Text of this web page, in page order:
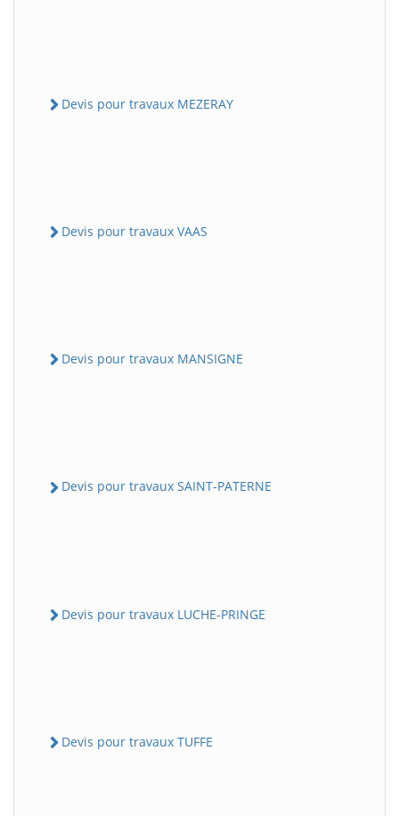
Devis pour travaux MEZERAY
Devis pour travaux VAAS
Devis pour travaux MANSIGNE
Devis pour travaux SAINT-PATERNE
Devis pour travaux LUCHE-PRINGE
Devis pour travaux TUFFE